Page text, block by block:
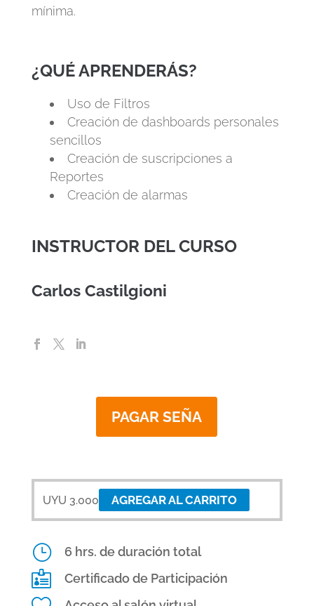
mínima.
¿QUÉ APRENDERÁS?
Uso de Filtros
Creación de dashboards personales
sencillos
Creación de suscripciones a
Reportes
Creación de alarmas
INSTRUCTOR DEL CURSO
Carlos Castilgioni
PAGAR SEÑA
UYU 3.000 AGREGAR AL CARRITO
} 6 hrs. de duración total
 Certificado de Participación